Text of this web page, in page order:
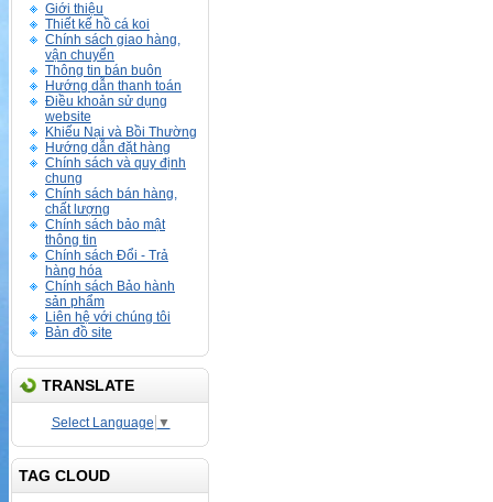
Giới thiệu
Thiết kế hồ cá koi
Chính sách giao hàng,
vận chuyển
Thông tin bán buôn
Hướng dẫn thanh toán
Điều khoản sử dụng
website
Khiếu Nại và Bồi Thường
Hướng dẫn đặt hàng
Chính sách và quy định
chung
Chính sách bán hàng,
chất lượng
Chính sách bảo mật
thông tin
Chính sách Đổi - Trả
hàng hóa
Chính sách Bảo hành
sản phẩm
Liên hệ với chúng tôi
Bản đồ site
TRANSLATE
Select Language ▼
TAG CLOUD